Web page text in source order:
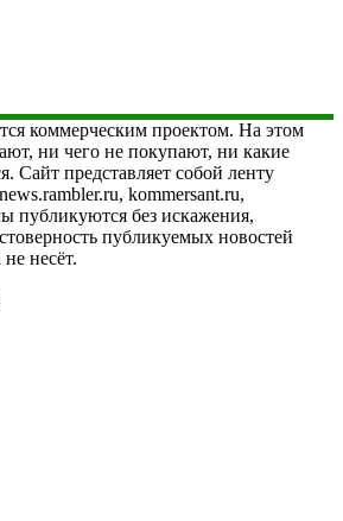
коммерческим проектом. На этом
ни чего не покупают, ни какие
Сайт представляет собой ленту
kommersant.ru,
публикуются без искажения,
публикуемых новостей
несёт.